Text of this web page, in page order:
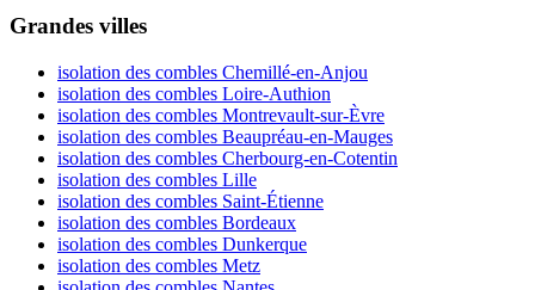
Grandes villes
isolation des combles Chemillé-en-Anjou
isolation des combles Loire-Authion
isolation des combles Montrevault-sur-Èvre
isolation des combles Beaupréau-en-Mauges
isolation des combles Cherbourg-en-Cotentin
isolation des combles Lille
isolation des combles Saint-Étienne
isolation des combles Bordeaux
isolation des combles Dunkerque
isolation des combles Metz